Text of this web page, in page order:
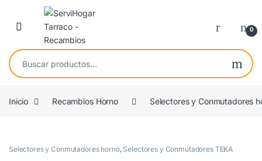
Saltar a navegación
saltar al contenido
Open 0
Buscar por:
Inicio Recambios Horno Selectores y Conmutadores
Selectores y Conmutadores horno, Selectores y Conmutadores TEKA